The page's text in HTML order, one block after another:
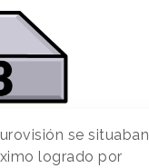
se situaban
logrado por